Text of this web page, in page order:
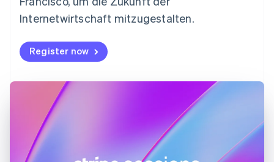
Internetwirtschaft mitzugestalten.
Register now
FrançaisEnglish
Gibraltar
Griechenland
English
English
Irland
English
Italien
Italiano
Japan